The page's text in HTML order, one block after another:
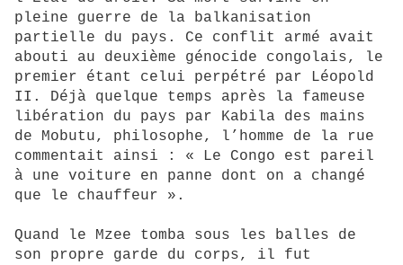
pleine guerre de la balkanisation
partielle du pays. Ce conflit armé avait
abouti au deuxième génocide congolais, le
premier étant celui perpétré par Léopold
II. Déjà quelque temps après la fameuse
libération du pays par Kabila des mains
de Mobutu, philosophe, l’homme de la rue
commentait ainsi : « Le Congo est pareil
à une voiture en panne dont on a changé
que le chauffeur ».
Quand le Mzee tomba sous les balles de
son propre garde du corps, il fut